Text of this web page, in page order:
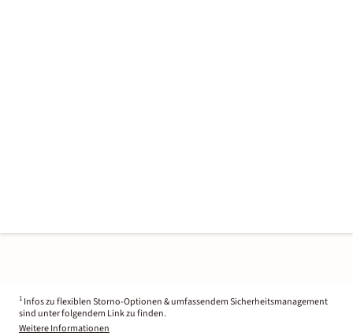
1 Infos zu flexiblen Storno-Optionen & umfassendem Sicherheitsmanagement
sind unter folgendem Link zu finden.
Weitere Informationen